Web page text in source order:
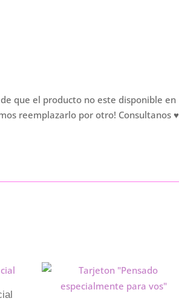
que el producto no este disponible en
reemplazarlo por otro! Consultanos ♥